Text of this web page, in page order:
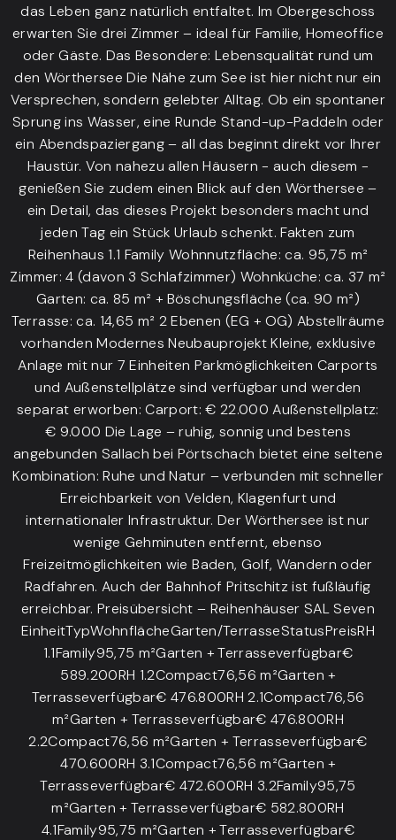
das Leben ganz natürlich entfaltet. Im Obergeschoss
erwarten Sie drei Zimmer – ideal für Familie, Homeoffice
oder Gäste. Das Besondere: Lebensqualität rund um
den Wörthersee Die Nähe zum See ist hier nicht nur ein
Versprechen, sondern gelebter Alltag. Ob ein spontaner
Sprung ins Wasser, eine Runde Stand-up-Paddeln oder
ein Abendspaziergang – all das beginnt direkt vor Ihrer
Haustür. Von nahezu allen Häusern - auch diesem -
genießen Sie zudem einen Blick auf den Wörthersee –
ein Detail, das dieses Projekt besonders macht und
jeden Tag ein Stück Urlaub schenkt. Fakten zum
Reihenhaus 1.1 Family Wohnnutzfläche: ca. 95,75 m²
Zimmer: 4 (davon 3 Schlafzimmer) Wohnküche: ca. 37 m²
Garten: ca. 85 m² + Böschungsfläche (ca. 90 m²)
Terrasse: ca. 14,65 m² 2 Ebenen (EG + OG) Abstellräume
vorhanden Modernes Neubauprojekt Kleine, exklusive
Anlage mit nur 7 Einheiten Parkmöglichkeiten Carports
und Außenstellplätze sind verfügbar und werden
separat erworben: Carport: € 22.000 Außenstellplatz:
€ 9.000 Die Lage – ruhig, sonnig und bestens
angebunden Sallach bei Pörtschach bietet eine seltene
Kombination: Ruhe und Natur – verbunden mit schneller
Erreichbarkeit von Velden, Klagenfurt und
internationaler Infrastruktur. Der Wörthersee ist nur
wenige Gehminuten entfernt, ebenso
Freizeitmöglichkeiten wie Baden, Golf, Wandern oder
Radfahren. Auch der Bahnhof Pritschitz ist fußläufig
erreichbar. Preisübersicht – Reihenhäuser SAL Seven
EinheitTypWohnflächeGarten/TerrasseStatusPreisRH
1.1Family95,75 m²Garten + Terrasseverfügbar€
589.200RH 1.2Compact76,56 m²Garten +
Terrasseverfügbar€ 476.800RH 2.1Compact76,56
m²Garten + Terrasseverfügbar€ 476.800RH
2.2Compact76,56 m²Garten + Terrasseverfügbar€
470.600RH 3.1Compact76,56 m²Garten +
Terrasseverfügbar€ 472.600RH 3.2Family95,75
m²Garten + Terrasseverfügbar€ 582.800RH
4.1Family95,75 m²Garten + Terrasseverfügbar€